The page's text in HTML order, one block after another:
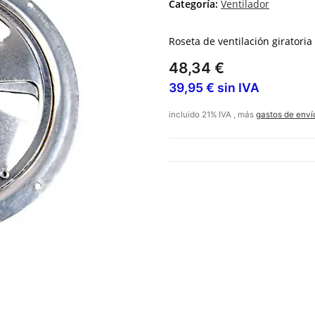
Categoría: Ventilador
Roseta de ventilación giratoria
48,34 €
39,95 € sin IVA
incluido 21% IVA , más gastos de